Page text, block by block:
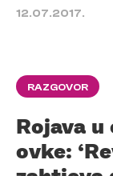
12.07.2017.
RAZGOVOR
Rojava u
ovke: